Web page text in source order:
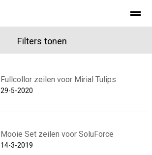
Nieuws Foto's Bellen
Filters tonen
Fullcollor zeilen voor Mirial Tulips
29-5-2020
Mooie Set zeilen voor SoluForce
14-3-2019